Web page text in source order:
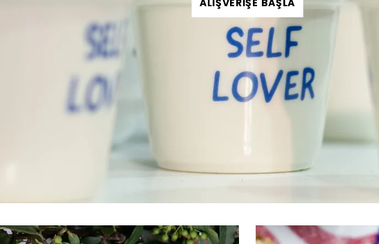
ALIŞVERİŞE BAŞLA